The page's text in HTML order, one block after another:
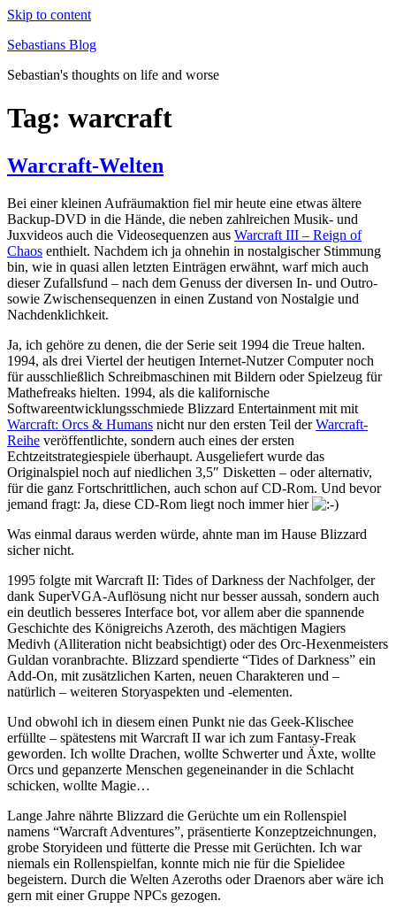
Skip to content
Sebastians Blog
Sebastian's thoughts on life and worse
Tag: warcraft
Warcraft-Welten
Bei einer kleinen Aufräumaktion fiel mir heute eine etwas ältere
Backup-DVD in die Hände, die neben zahlreichen Musik- und
Juxvideos auch die Videosequenzen aus Warcraft III – Reign of
Chaos enthielt. Nachdem ich ja ohnehin in nostalgischer Stimmung
bin, wie in quasi allen letzten Einträgen erwähnt, warf mich auch
dieser Zufallsfund – nach dem Genuss der diversen In- und Outro-
sowie Zwischensequenzen in einen Zustand von Nostalgie und
Nachdenklichkeit.
Ja, ich gehöre zu denen, die der Serie seit 1994 die Treue halten.
1994, als drei Viertel der heutigen Internet-Nutzer Computer noch
für ausschließlich Schreibmaschinen mit Bildern oder Spielzeug für
Mathefreaks hielten. 1994, als die kalifornische
Softwareentwicklungsschmiede Blizzard Entertainment mit mit
Warcraft: Orcs & Humans nicht nur den ersten Teil derWarcraft-
Reihe veröffentlichte, sondern auch eines der ersten
Echtzeitstrategiespiele überhaupt. Ausgeliefert wurde das
Originalspiel noch auf niedlichen 3,5″ Disketten – oder alternativ,
für die ganz Fortschrittlichen, auch schon auf CD-Rom. Und bevor
jemand fragt: Ja, diese CD-Rom liegt noch immer hier
Was einmal daraus werden würde, ahnte man im Hause Blizzard
sicher nicht.
1995 folgte mit Warcraft II: Tides of Darkness der Nachfolger, der
dank SuperVGA-Auflösung nicht nur besser aussah, sondern auch
ein deutlich besseres Interface bot, vor allem aber die spannende
Geschichte des Königreichs Azeroth, des mächtigen Magiers
Medivh (Alliteration nicht beabsichtigt) oder des Orc-Hexenmeisters
Guldan voranbrachte. Blizzard spendierte “Tides of Darkness” ein
Add-On, mit zusätzlichen Karten, neuen Charakteren und –
natürlich – weiteren Storyaspekten und -elementen.
Und obwohl ich in diesem einen Punkt nie das Geek-Klischee
erfüllte – spätestens mit Warcraft II war ich zum Fantasy-Freak
geworden. Ich wollte Drachen, wollte Schwerter und Äxte, wollte
Orcs und gepanzerte Menschen gegeneinander in die Schlacht
schicken, wollte Magie…
Lange Jahre nährte Blizzard die Gerüchte um ein Rollenspiel
namens “Warcraft Adventures”, präsentierte Konzeptzeichnungen,
grobe Storyideen und fütterte die Presse mit Gerüchten. Ich war
niemals ein Rollenspielfan, konnte mich nie für die Spielidee
begeistern. Durch die Welten Azeroths oder Draenors aber wäre ich
gern mit einer Gruppe NPCs gezogen.